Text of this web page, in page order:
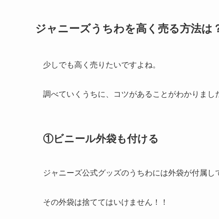
ジャニーズうちわを高く売る方法は
少しでも高く売りたいですよね。
調べていくうちに、コツがあることがわかりまし
①ビニール外袋も付ける
ジャニーズ公式グッズのうちわには外袋が付属し
その外袋は捨ててはいけません！！